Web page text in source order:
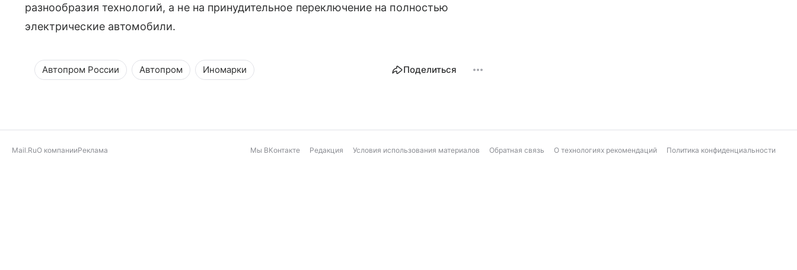
разнообразия технологий, а не на принудительное переключение на полностью
электрические автомобили.
Автопром России Автопром Иномарки Поделиться
Mail.RuО компанииРеклама Мы ВКонтакте Редакция Условия использования материалов Обратная связь О технологиях рекомендаций Политика конфиденциальности